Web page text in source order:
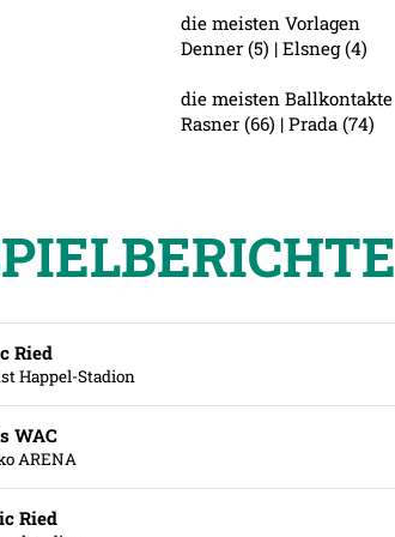
die meisten Vorlagen
Denner (5) | Elsneg (4)
die meisten Ballkontakte
Rasner (66) | Prada (74)
Ried
Happel-Stadion
WAC
ARENA
Ried